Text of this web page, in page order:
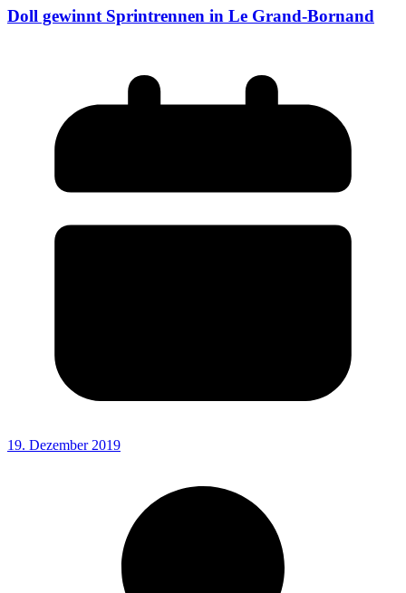
Doll gewinnt Sprintrennen in Le Grand-Bornand
19. Dezember 2019